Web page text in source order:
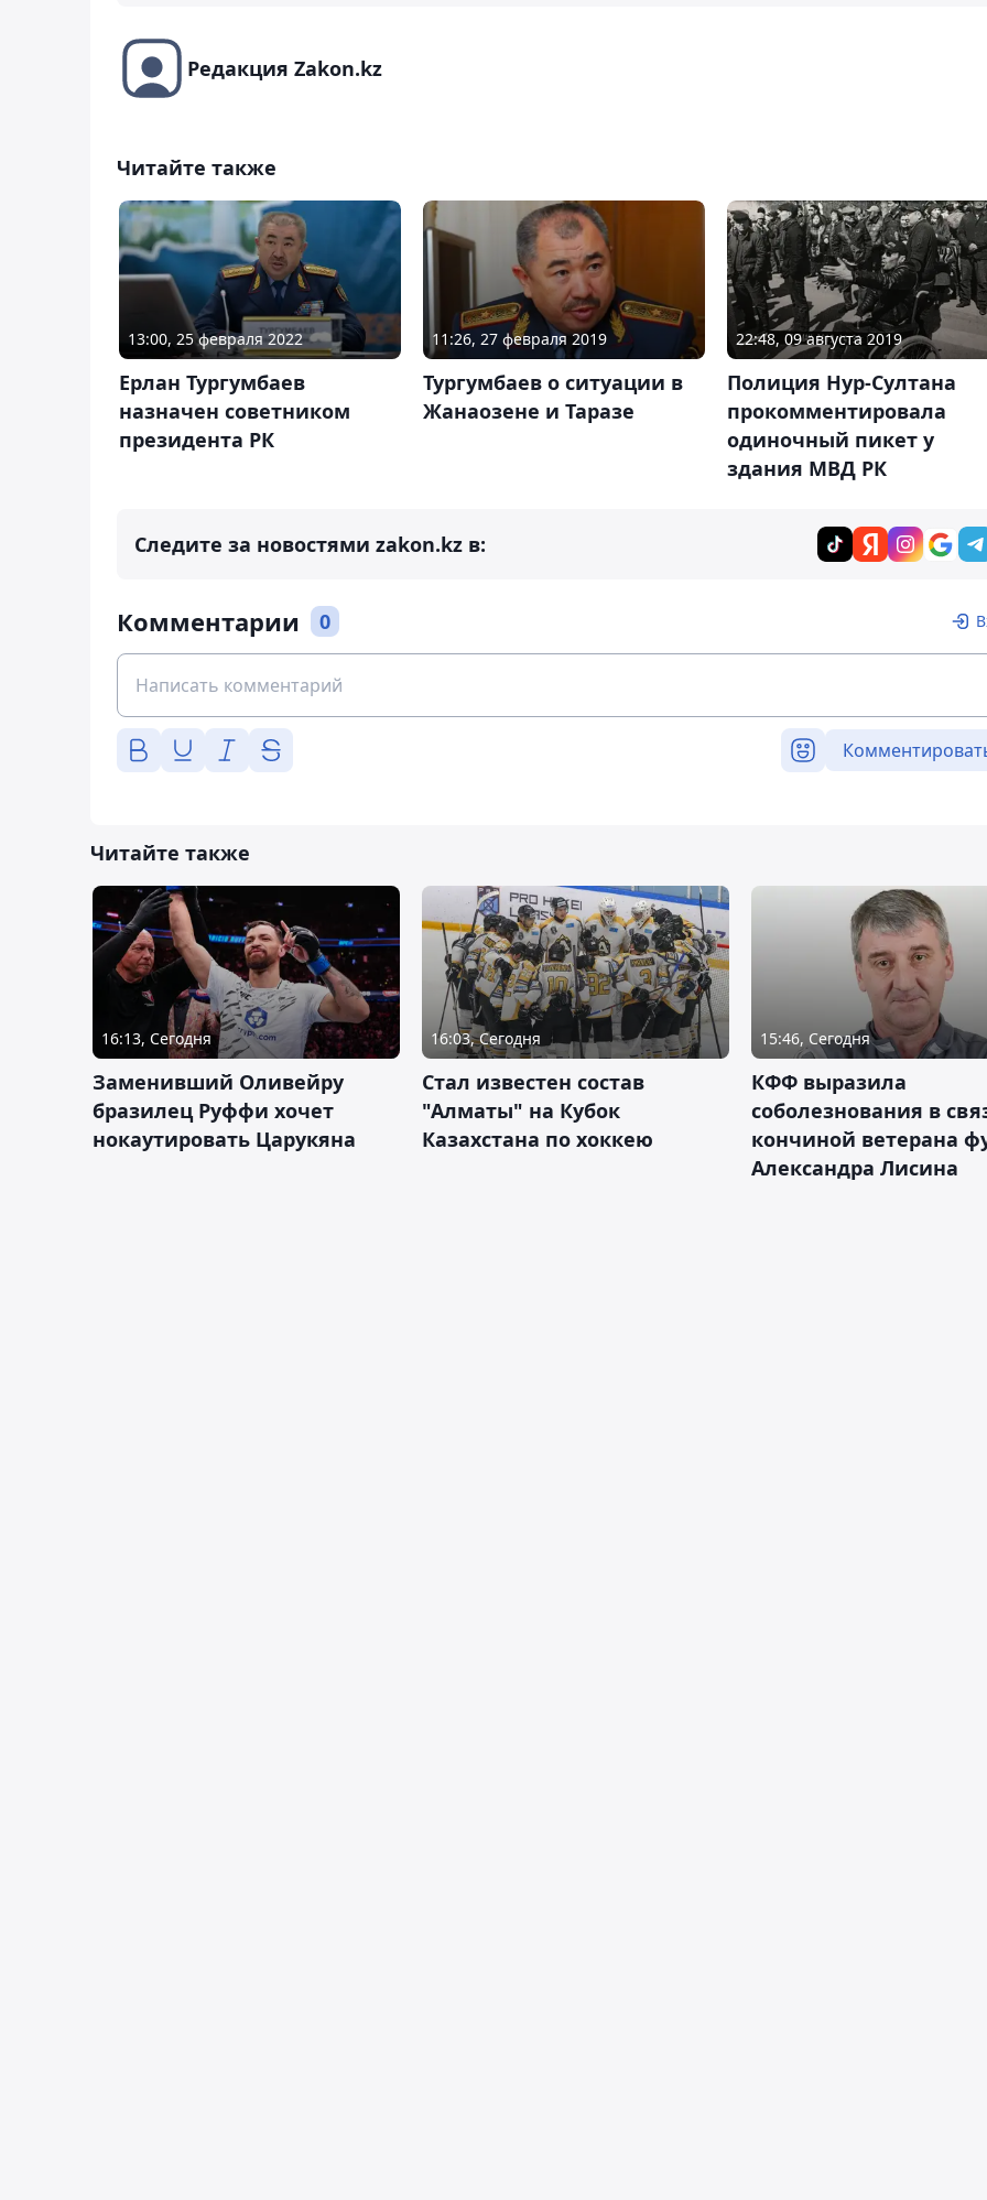
Редакция Zakon.kz
Читайте также
13:00, 25 февраля 2022
Ерлан Тургумбаев
назначен советником
президента РК
11:26, 27 февраля 2019
Тургумбаев о ситуации в
Жанаозене и Таразе
22:48, 09 августа 2019
Полиция Нур-Султана
прокомментировала
одиночный пикет у
здания МВД РК
Следите за новостями zakon.kz в:
Комментарии 0
Читайте также
16:13, Сегодня
Заменивший Оливейру
бразилец Руффи хочет
нокаутировать Царукяна
16:03, Сегодня
Стал известен состав
"Алматы" на Кубок
Казахстана по хоккею
15:46, Сегодня
КФФ выразила
соболезнования в
кончиной ветерана
Александра Лисина